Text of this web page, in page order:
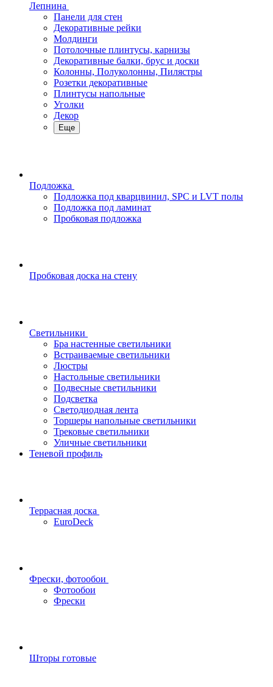
Лепнина
Панели для стен
Декоративные рейки
Молдинги
Потолочные плинтусы, карнизы
Декоративные балки, брус и доски
Колонны, Полуколонны, Пилястры
Розетки декоративные
Плинтусы напольные
Уголки
Декор
Еще
Подложка
Подложка под кварцвинил, SPC и LVT полы
Подложка под ламинат
Пробковая подложка
Пробковая доска на стену
Светильники
Бра настенные светильники
Встраиваемые светильники
Люстры
Настольные светильники
Подвесные светильники
Подсветка
Светодиодная лента
Торшеры напольные светильники
Трековые светильники
Уличные светильники
Теневой профиль
Террасная доска
EuroDeck
Фрески, фотообои
Фотообои
Фрески
Шторы готовые